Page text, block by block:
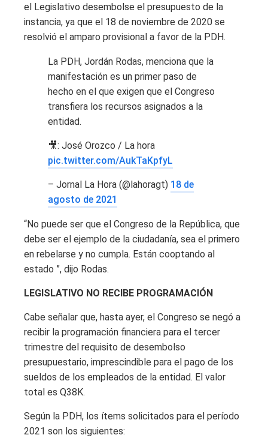
el Legislativo desembolse el presupuesto de la
instancia, ya que el 18 de noviembre de 2020 se
resolvió el amparo provisional a favor de la PDH.
La PDH, Jordán Rodas, menciona que la
manifestación es un primer paso de
hecho en el que exigen que el Congreso
transfiera los recursos asignados a la
entidad.
🎥: José Orozco / La hora
pic.twitter.com/AukTaKpfyL
– Jornal La Hora (@lahoragt) 18 de
agosto de 2021
“No puede ser que el Congreso de la República, que
debe ser el ejemplo de la ciudadanía, sea el primero
en rebelarse y no cumpla. Están cooptando al
estado ”, dijo Rodas.
LEGISLATIVO NO RECIBE PROGRAMACIÓN
Cabe señalar que, hasta ayer, el Congreso se negó a
recibir la programación financiera para el tercer
trimestre del requisito de desembolso
presupuestario, imprescindible para el pago de los
sueldos de los empleados de la entidad. El valor
total es Q38K.
Según la PDH, los ítems solicitados para el período
2021 son los siguientes: